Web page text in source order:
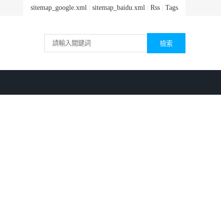
sitemap_google.xml sitemap_baidu.xml Rss Tags